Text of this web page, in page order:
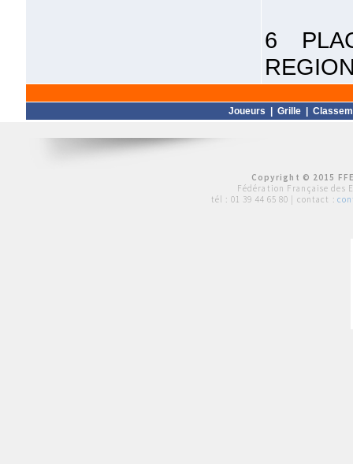
6
Joueurs Grille|
Copyright © 2015
Fédération Française des
tél : 01 39 44 65 80 | contact :